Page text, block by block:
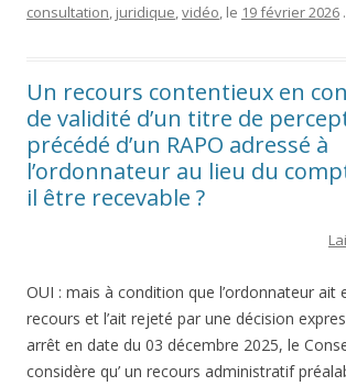
consultation, juridique,vidéo, le 19 février 2026 .
Un recours contentieux en
de validité d’un titre de
précédé d’un RAPO adressé à
l’ordonnateur au lieu du
il être recevable ?
OUI : mais à condition que l’ordonnateur ait
recours et l’ait rejeté par une décision
arrêt en date du 03 décembre 2025, le
considère qu’ un recours administratif